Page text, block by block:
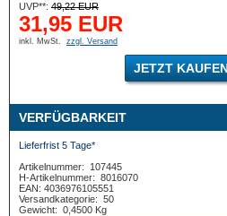
UVP**: 49,22 EUR
31,95 EUR
inkl. MwSt. zzgl. Versand
JETZT
VERFÜGBARKEIT
Lieferfrist 5 Tage*
Artikelnummer:
107445
H-Artikelnummer: 8016070
EAN: 4036976105551
Versandkategorie: 50
Gewicht: 0,4500 Kg